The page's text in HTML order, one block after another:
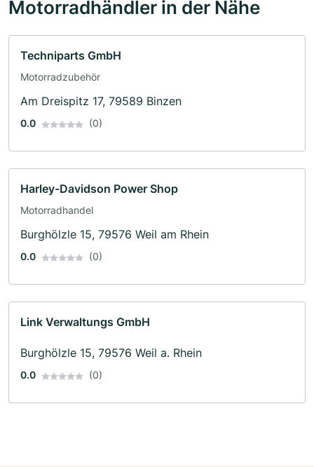
Motorradhändler in der Nähe
Techniparts GmbH
Motorradzubehör
Am Dreispitz 17, 79589 Binzen
0.0 (0)
Harley-Davidson Power Shop
Motorradhandel
Burghölzle 15, 79576 Weil am Rhein
0.0 (0)
Link Verwaltungs GmbH
Burghölzle 15, 79576 Weil a. Rhein
0.0 (0)